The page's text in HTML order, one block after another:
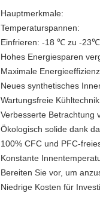
Hauptmerkmale:
Temperaturspannen:
Einfrieren: -18 ℃ zu -23℃
Hohes Energiesparen
Maximale
Neues synthetisches
Wartungsfreie Kühltechnik
Verbesserte Betrachtung
Ökologisch solide dank
100% CFC und PFC-
Konstante
Bereiten Sie vor, um
Niedrige Kosten für